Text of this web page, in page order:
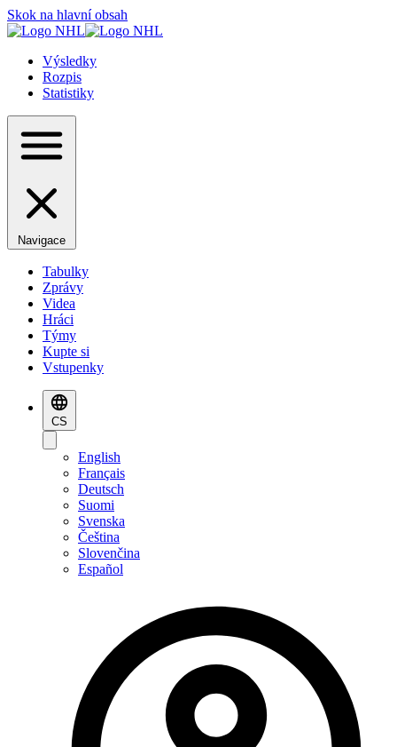
Skok na hlavní obsah
Výsledky
Rozpis
Statistiky
Navigace
Tabulky
Zprávy
Videa
Hráci
Týmy
Kupte si
Vstupenky
CS
English
Français
Deutsch
Suomi
Svenska
Čeština
Slovenčina
Español